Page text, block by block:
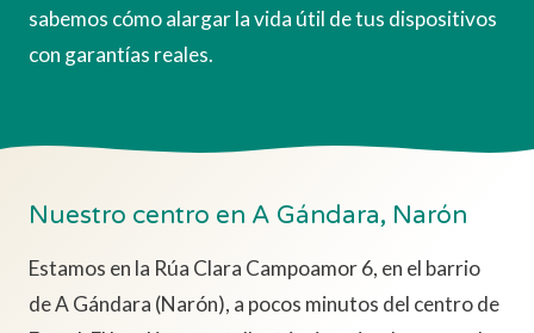
sabemos cómo alargar la vida útil de tus dispositivos
con garantías reales.
Nuestro centro en A Gándara, Narón
Estamos en la Rúa Clara Campoamor 6, en el barrio
de A Gándara (Narón), a pocos minutos del centro de